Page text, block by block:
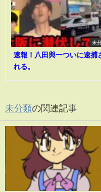
未
速報！八田與一ついに逮捕
れる。
未分類の関連記事